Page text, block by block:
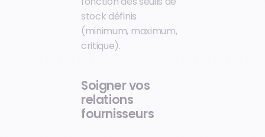
stock définis
(minimum, maximum,
critique).
Soigner vos
relations
fournisseurs